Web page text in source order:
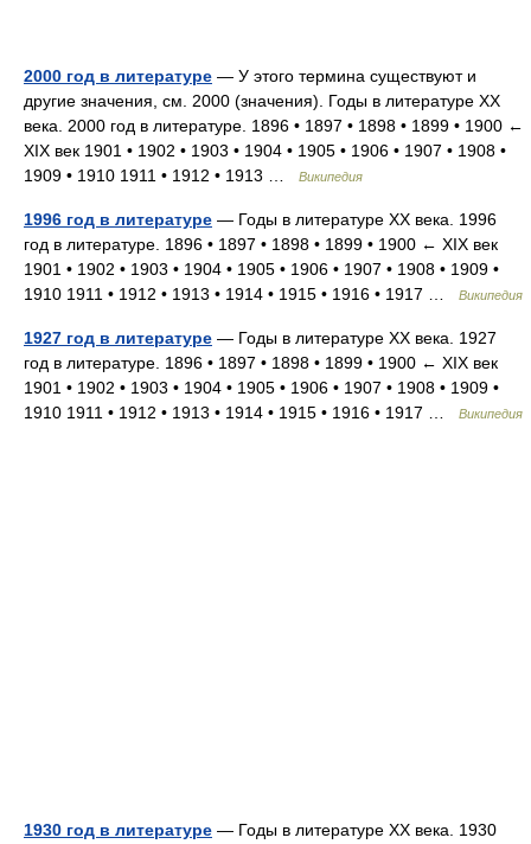
2000 год в литературе — У этого термина существуют и
другие значения, см. 2000 (значения). Годы в литературе XX
века. 2000 год в литературе. 1896 • 1897 • 1898 • 1899 • 1900 ←
XIX век 1901 • 1902 • 1903 • 1904 • 1905 • 1906 • 1907 • 1908 •
1909 • 1910 1911 • 1912 • 1913 …
Википедия
1996 год в литературе — Годы в литературе XX века. 1996
год в литературе. 1896 • 1897 • 1898 • 1899 • 1900 ← XIX век
1901 • 1902 • 1903 • 1904 • 1905 • 1906 • 1907 • 1908 • 1909 •
1910 1911 • 1912 • 1913 • 1914 • 1915 • 1916 • 1917 …
Википедия
1927 год в литературе — Годы в литературе XX века. 1927
год в литературе. 1896 • 1897 • 1898 • 1899 • 1900 ← XIX век
1901 • 1902 • 1903 • 1904 • 1905 • 1906 • 1907 • 1908 • 1909 •
1910 1911 • 1912 • 1913 • 1914 • 1915 • 1916 • 1917 …
Википедия
1930 год в литературе — Годы в литературе XX века. 1930